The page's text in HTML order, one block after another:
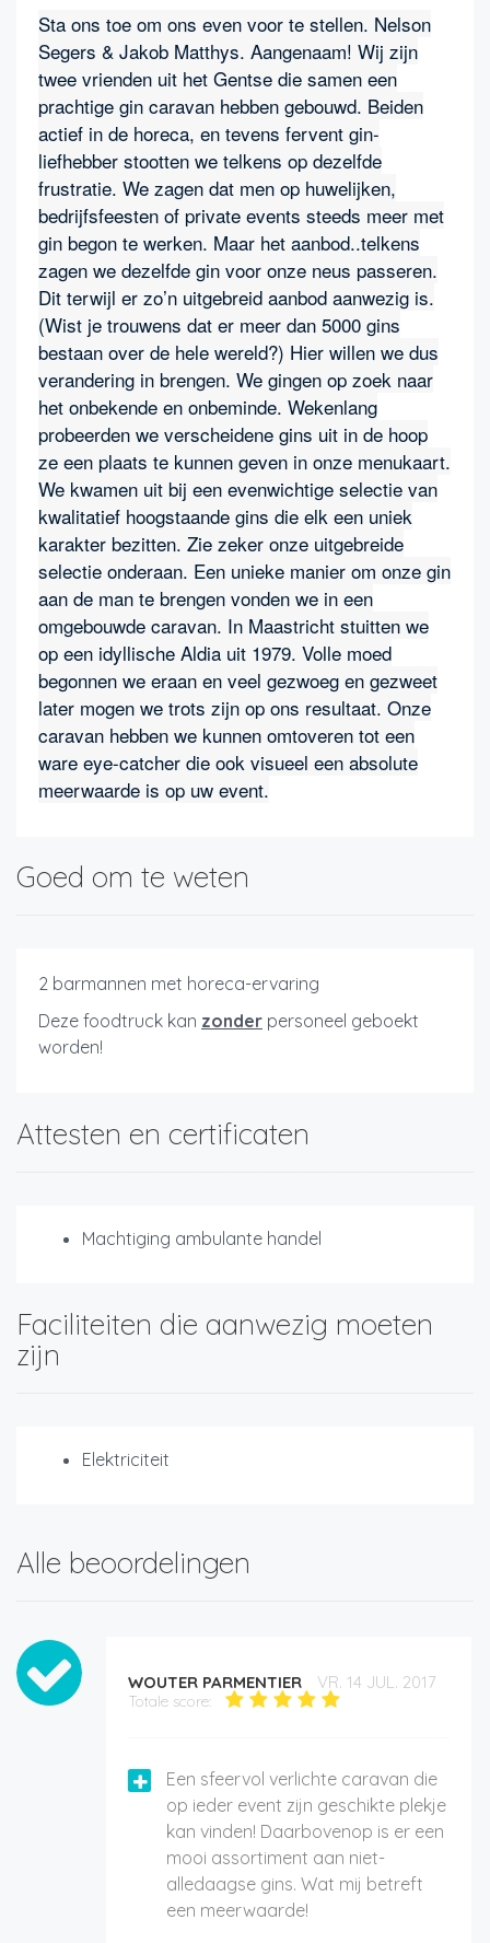
Sta ons toe om ons even voor te stellen. Nelson
Segers & Jakob Matthys. Aangenaam! Wij zijn
twee vrienden uit het Gentse die samen een
prachtige gin caravan hebben gebouwd. Beiden
actief in de horeca, en tevens fervent gin-
liefhebber stootten we telkens op dezelfde
frustratie. We zagen dat men op huwelijken,
bedrijfsfeesten of private events steeds meer met
gin begon te werken. Maar het aanbod..telkens
zagen we dezelfde gin voor onze neus passeren.
Dit terwijl er zo’n uitgebreid aanbod aanwezig is.
(Wist je trouwens dat er meer dan 5000 gins
bestaan over de hele wereld?) Hier willen we dus
verandering in brengen. We gingen op zoek naar
het onbekende en onbeminde. Wekenlang
probeerden we verscheidene gins uit in de hoop
ze een plaats te kunnen geven in onze menukaart.
We kwamen uit bij een evenwichtige selectie van
kwalitatief hoogstaande gins die elk een uniek
karakter bezitten. Zie zeker onze uitgebreide
selectie onderaan. Een unieke manier om onze gin
aan de man te brengen vonden we in een
omgebouwde caravan. In Maastricht stuitten we
op een idyllische Aldia uit 1979. Volle moed
begonnen we eraan en veel gezwoeg en gezweet
later mogen we trots zijn op ons resultaat. Onze
caravan hebben we kunnen omtoveren tot een
ware eye-catcher die ook visueel een absolute
meerwaarde is op uw event.
Goed om te weten
2 barmannen met horeca-ervaring
Deze foodtruck kan zonder personeel geboekt
worden!
Attesten en certificaten
Machtiging ambulante handel
Faciliteiten die aanwezig moeten
zijn
Elektriciteit
Alle beoordelingen
WOUTER PARMENTIER VR. 14 JUL. 2017
Totale score:
Een sfeervol verlichte caravan die
op ieder event zijn geschikte plekje
kan vinden! Daarbovenop is er een
mooi assortiment aan niet-
alledaagse gins. Wat mij betreft
een meerwaarde!